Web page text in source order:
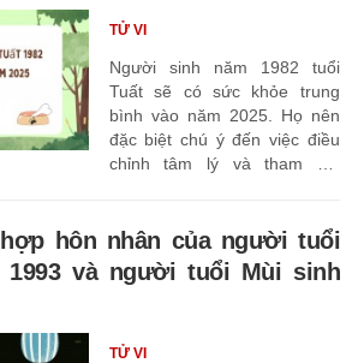
Người sinh năm 1982 tuổi
Tuất sẽ có sức khỏe trung
bình vào năm 2025. Họ nên
đặc biệt chú ý đến việc điều
chỉnh tâm lý và tham gia
của mình,
TỬ VI
hôn nhân của người tuổi
1993 và người tuổi Mùi sinh
TỬ VI